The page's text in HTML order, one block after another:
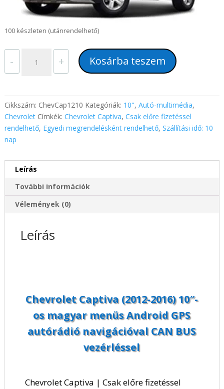
100 készleten (utánrendelhető)
-
Captiva
menüs
autórádió
navigációval
CAN
BUS
vezérléssel
+ Kosárba teszem
Cikkszám: ChevCap1210 Kategóriák: 10", Autó-multimédia,
Chevrolet Címkék: Chevrolet Captiva, Csak előre fizetéssel
rendelhető, Egyedi megrendelésként rendelhető, Szállítási idő: 10
nap
Leírás
További információk
Vélemények (0)
Leírás
Chevrolet Captiva (2012-2016) 10″-
os magyar menüs Android GPS
autórádió navigációval CAN BUS
vezérléssel
Chevrolet Captiva | Csak előre fizetéssel